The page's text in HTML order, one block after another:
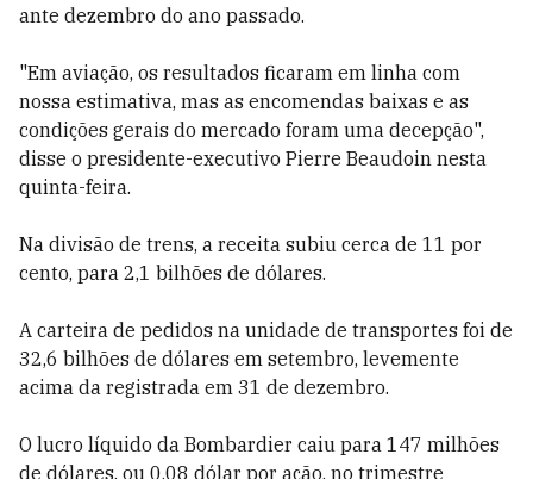
ante dezembro do ano passado.
"Em aviação, os resultados ficaram em linha com
nossa estimativa, mas as encomendas baixas e as
condições gerais do mercado foram uma decepção",
disse o presidente-executivo Pierre Beaudoin nesta
quinta-feira.
Na divisão de trens, a receita subiu cerca de 11 por
cento, para 2,1 bilhões de dólares.
A carteira de pedidos na unidade de transportes foi de
32,6 bilhões de dólares em setembro, levemente
acima da registrada em 31 de dezembro.
O lucro líquido da Bombardier caiu para 147 milhões
de dólares, ou 0,08 dólar por ação, no trimestre